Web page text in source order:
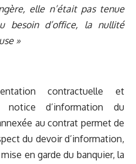
elle n’était pas tenue
besoin d’office, la nullité
»
contractuelle et
notice d’information du
au contrat permet de
du devoir d’information,
en garde du banquier, la